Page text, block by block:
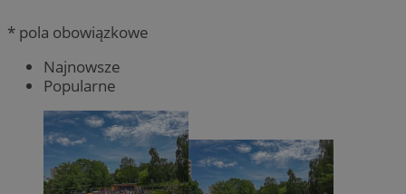
* pola obowiązkowe
Najnowsze
Popularne